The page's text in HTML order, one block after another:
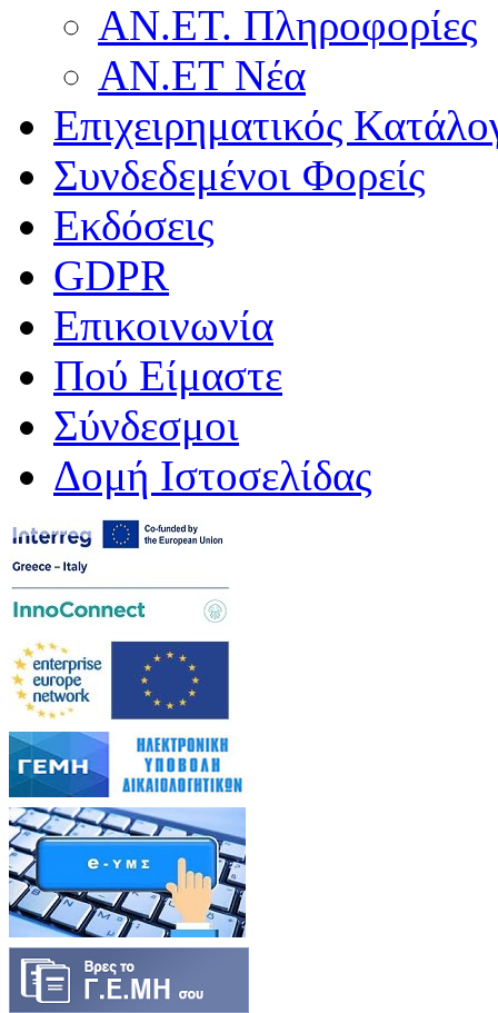
ΑΝ.ΕΤ. Πληροφορίες
ΑΝ.ΕΤ Νέα
Επιχειρηματικός
Συνδεδεμένοι Φορείς
Εκδόσεις
GDPR
Επικοινωνία
Πού Είμαστε
Σύνδεσμοι
Δομή Ιστοσελίδας